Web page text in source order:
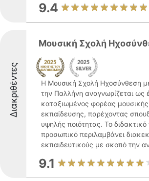
9.4
Διακριθέντες
Μουσική Σχολή
Η Μουσική Σχολή Ηχοσύνθεση
την Παλλήνη αναγνωρίζεται ως
καταξιωμένος φορέας μουσικής
εκπαίδευσης, παρέχοντας
υψηλής ποιότητας. Το διδακτικό
προσωπικό περιλαμβάνει
εκπαιδευτικούς με σκοπό την
9.1